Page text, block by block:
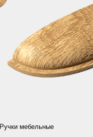
Ручки мебельные